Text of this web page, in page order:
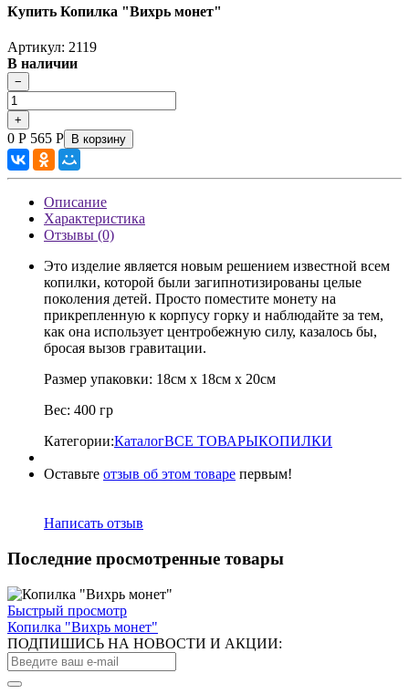
Купить Копилка "Вихрь монет"
Артикул: 2119
В наличии
0 Р 565 Р В корзину
Описание
Характеристика
Отзывы (0)
Это изделие является новым решением известной всем
копилки, которой были загипнотизированы целые
поколения детей. Просто поместите монету на
прикрепленную к корпусу горку и наблюдайте за тем,
как она использует центробежную силу, казалось бы,
бросая вызов гравитации.
Размер упаковки: 18см х 18см х 20см
Вес: 400 гр
Категории:КаталогВСЕ ТОВАРЫКОПИЛКИ
Оставьте отзыв об этом товаре первым!
Написать отзыв
Последние просмотренные товары
Быстрый просмотр
Копилка "Вихрь монет"
ПОДПИШИСЬ НА НОВОСТИ И АКЦИИ: